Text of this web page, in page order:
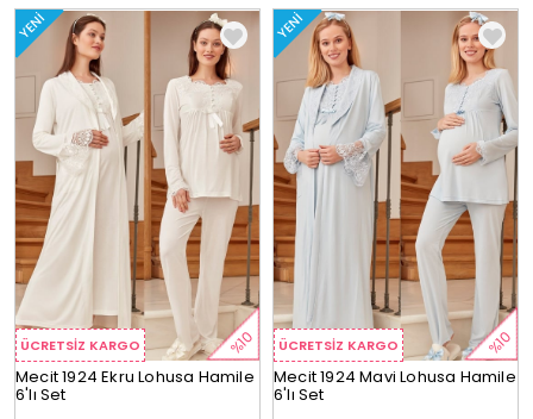
ÜCRETSIZ KARGO
YENI
%10
Mecit 1924 Ekru Lohusa Hamile
6'lı Set
ÜCRETSIZ KARGO
YENI
%10
Mecit 1924 Mavi Lohusa Hamile
6'lı Set